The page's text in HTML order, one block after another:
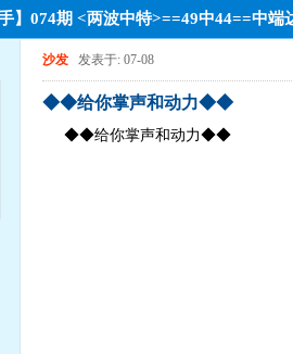
】074期 <两波中特>==49中44==中端
沙发 发表于: 07-08
◆◆给你掌声和动力◆◆
◆◆给你掌声和动力◆◆